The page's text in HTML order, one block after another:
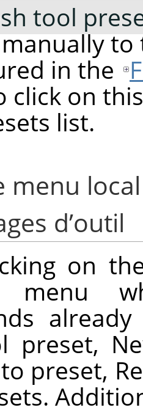
tool
in the
click on
list.
menu
d’outil
on
menu
preset,
preset,